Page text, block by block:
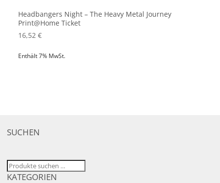
Headbangers Night – The Heavy Metal Journey
Print@Home Ticket
16,52€
Enthält 7% MwSt.
SUCHEN
Suchen
nach:
KATEGORIEN